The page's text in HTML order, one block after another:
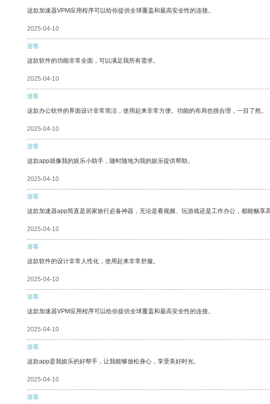
这款加速器VPM应用程序可以给你提供全球覆盖和最高安全性的连接。
2025-04-10
游客
这款软件的功能非常全面，可以满足我所有需求。
2025-04-10
游客
这款办公软件的界面设计非常简洁，使用起来非常方便。功能的布局也很合理，一目了然。
2025-04-10
游客
这款app就像我的娱乐小助手，随时随地为我的娱乐提供帮助。
2025-04-10
游客
这款加速器app简直是居家旅行必备神器，无论是看视频、玩游戏还是工作办公，都能畅
2025-04-10
游客
这款软件的设计非常人性化，使用起来非常舒服。
2025-04-10
游客
这款加速器VPM应用程序可以给你提供全球覆盖和最高安全性的连接。
2025-04-10
游客
这款app是我娱乐的好帮手，让我能够放松身心，享受美好时光。
2025-04-10
游客